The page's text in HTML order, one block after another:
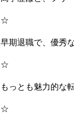
☆
早期退職で、優秀
☆
もっとも魅力的な
☆